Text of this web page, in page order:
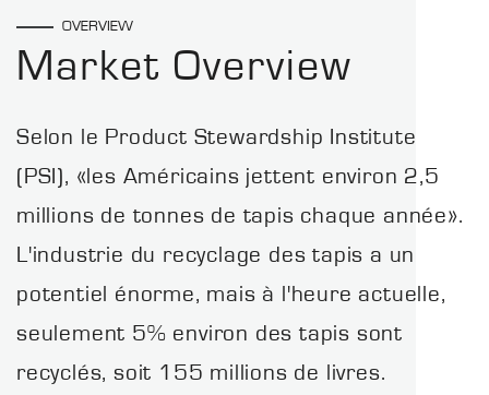
OVERVIEW
Market Overview
Selon le Product Stewardship Institute
(PSI), «les Américains jettent environ 2,5
millions de tonnes de tapis chaque année».
L'industrie du recyclage des tapis a un
potentiel énorme, mais à l'heure actuelle,
seulement 5% environ des tapis sont
recyclés, soit 155 millions de livres.